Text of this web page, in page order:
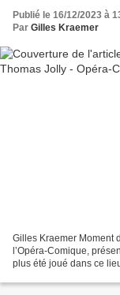
Publié le 16/12/2023 à
Par Gilles Kraemer
Gilles Kraemer Moment
l’Opéra-Comique,
plus été joué dans ce